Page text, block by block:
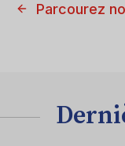
Parcourez